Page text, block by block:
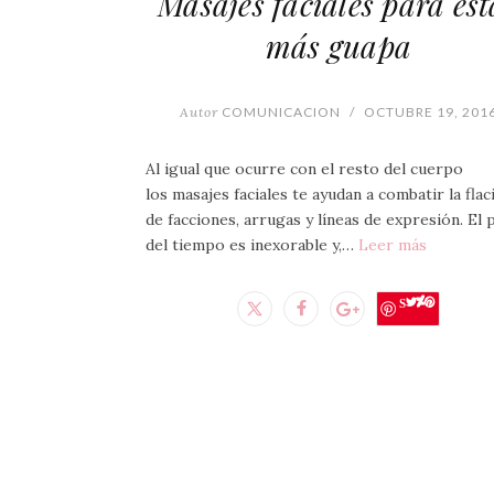
más guapa
Autor COMUNICACION / OCTUBRE 19,
Al igual que ocurre con el resto del cuerpo
los masajes faciales te ayudan a combatir la
de facciones, arrugas y líneas de expresión. El
del tiempo es inexorable y,… Leer más
Save